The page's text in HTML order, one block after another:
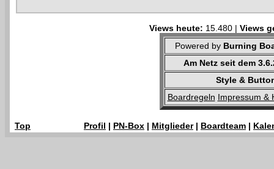
Views heute: 15.480 | Views
Powered by Burning
Am Netz seit dem
Style &
Boardregeln Impressum &
Top Profil | PN-Box | Mitglieder| Boardteam |